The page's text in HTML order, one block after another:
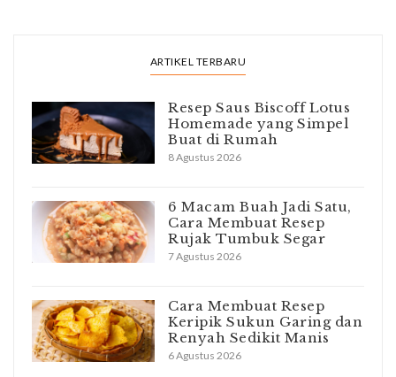
ARTIKEL TERBARU
Resep Saus Biscoff Lotus
Homemade yang Simpel
Buat di Rumah
8 Agustus 2026
6 Macam Buah Jadi Satu,
Cara Membuat Resep
Rujak Tumbuk Segar
7 Agustus 2026
Cara Membuat Resep
Keripik Sukun Garing dan
Renyah Sedikit Manis
6 Agustus 2026